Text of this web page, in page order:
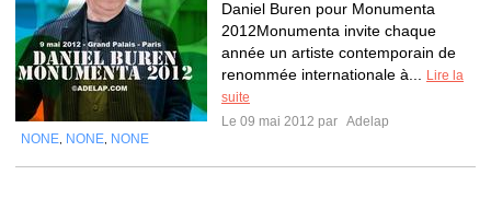
Daniel Buren pour Monumenta
2012Monumenta invite chaque
année un artiste contemporain de
renommée internationale à...
Lire la
suite
Le 09 mai 2012 par Adelap
NONE NONE NONE